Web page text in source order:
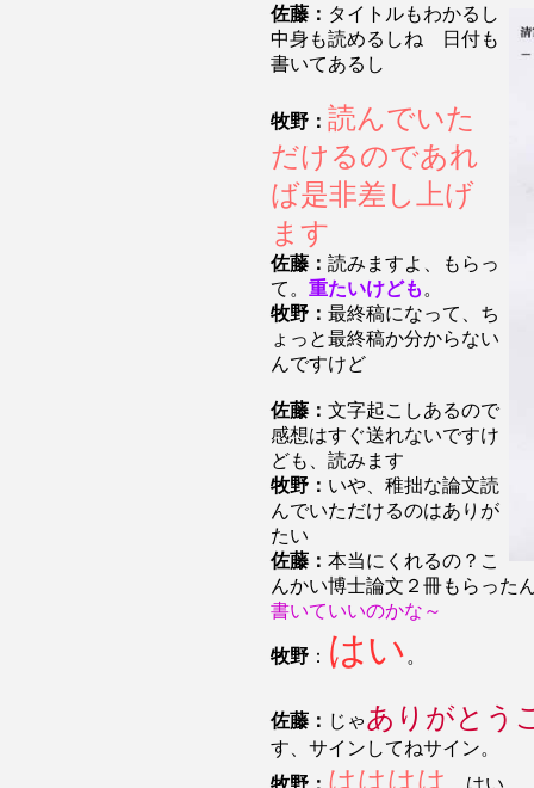
佐藤： タイトルもわかるし
中身も読めるしね 日付も
書いてあるし
牧野： 読んでいた
だけるのであれ
ば是非差し上げ
ます
佐藤： 読みますよ、もらっ
て。 重たいけども 。
牧野： 最終稿になって、ち
ょっと最終稿か分からない
んですけど
佐藤： 文字起こしあるので
感想はすぐ送れないですけ
ども、読みます
牧野： いや、稚拙な論文読
んでいただけるのはありが
たい
佐藤： 本当にくれるの？こ
んかい博士論文２冊もらった
書いていいのかな～
牧野 ： はい 。
佐藤： じゃありがとう
す、サインしてねサイン。
牧野： はははは 、はい。